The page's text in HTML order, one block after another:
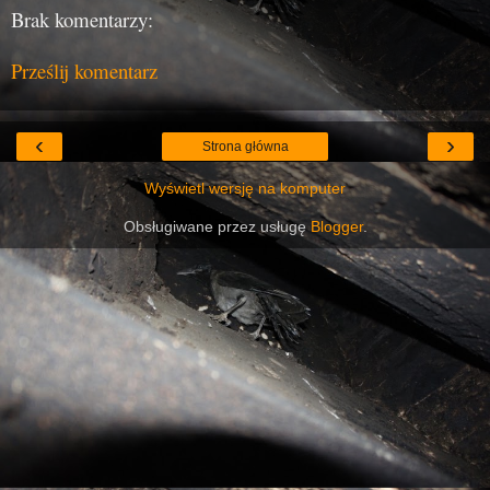
Brak komentarzy:
Prześlij komentarz
‹ ›
Strona główna
Wyświetl wersję na komputer
Obsługiwane przez usługę Blogger.